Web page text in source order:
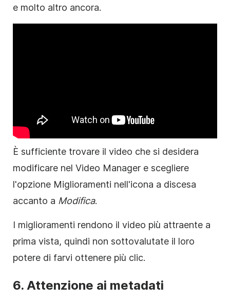
e molto altro ancora.
È sufficiente trovare il video che si desidera
modificare nel Video Manager e scegliere
l'opzione Miglioramenti nell'icona a discesa
accanto a Modifica.
I miglioramenti rendono il video più attraente a
prima vista, quindi non sottovalutate il loro
potere di farvi ottenere più clic.
6. Attenzione ai metadati